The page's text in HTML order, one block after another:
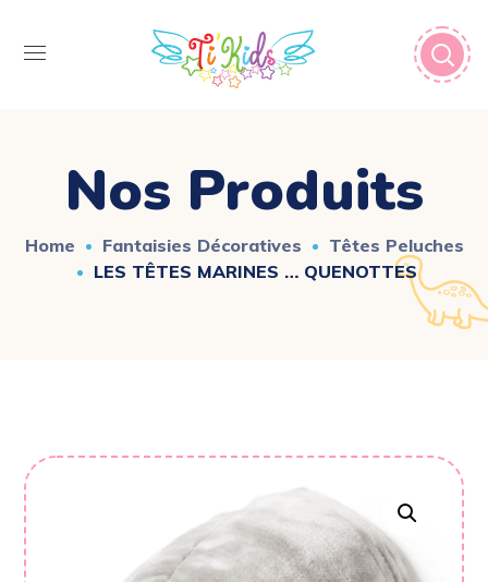
Nos Produits
Home Fantaisies Décoratives
Têtes Peluches
LES TÊTES MARINES … QUENOTTES